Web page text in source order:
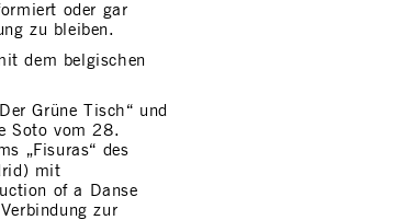
oder gar
zu bleiben.
dem belgischen
Grüne Tisch“ und
Soto vom 28.
„Fisuras“ des
mit
of a Danse
zur